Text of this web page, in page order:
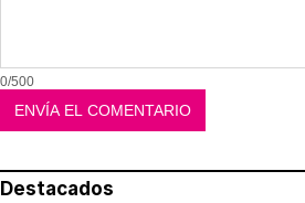
0/500
Destacados